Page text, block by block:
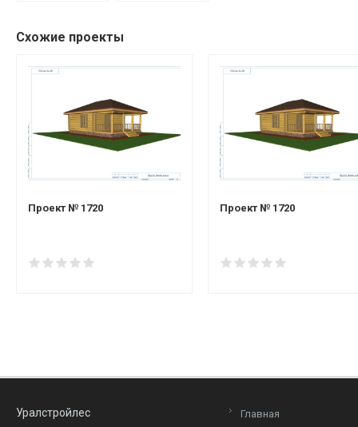
Схожие проекты
Проект № 1720 Проект № 1720
Уралстройлес
Главная